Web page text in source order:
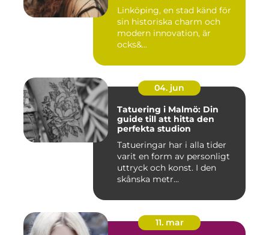
Linköping, en stad känd för
sin historiska charm och
modern innovation, är
ocks&...
04. jun
Tatuering i Malmö: Din
guide till att hitta den
perfekta studion
Tatueringar har i alla tider
varit en form av personligt
uttryck och konst. I den
skånska metr...
11. mar